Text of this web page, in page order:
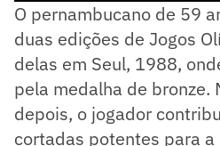
O pernambucano de 59
duas edições de Jogos
delas em Seul, 1988,
pela medalha de bronze.
depois, o jogador
cortadas potentes para